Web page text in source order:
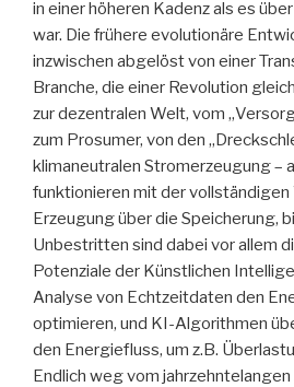
in einer höheren Kadenz als es
war. Die frühere evolutionäre
inzwischen abgelöst von einer
Branche, die einer Revolution
zur dezentralen Welt, vom
zum Prosumer, von den
klimaneutralen Stromerzeugung –
funktionieren mit der
Erzeugung über die Speicherung,
Unbestritten sind dabei vor allem
Potenziale der Künstlichen
Analyse von Echtzeitdaten den
optimieren, und KI-Algorithmen
den Energiefluss, um z.B.
Endlich weg vom jahrzehntelangen